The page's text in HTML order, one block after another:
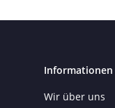
Informationen
Wir über uns